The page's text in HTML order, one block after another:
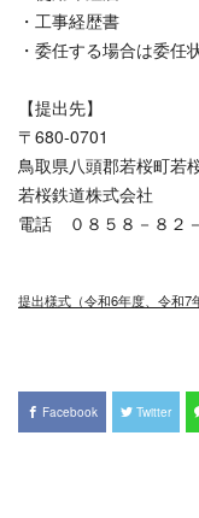
・工事経歴書
・委任する場合は委任
【提出先】
〒680-0701
鳥取県八頭郡若桜町若
若桜鉄道株式会社
電話 ０８５８－８２
提出様式（令和6年度、令和7
Facebook Twitter